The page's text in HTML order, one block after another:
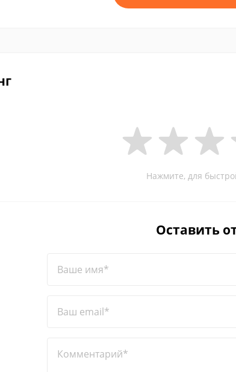
Нажмите, для
Оставить
Ваше имя*
Ваш email*
Комментарий*